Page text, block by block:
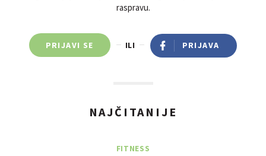
raspravu.
PRIJAVI SE ILI PRIJAVA
NAJČITANIJE
FITNESS